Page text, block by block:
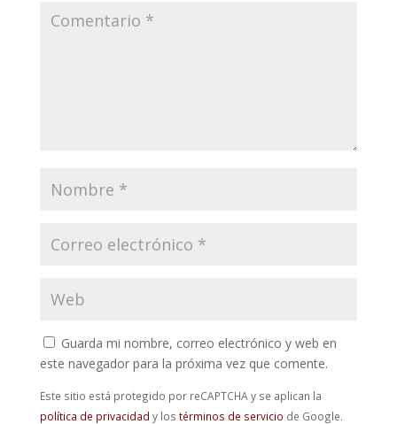
Guarda mi nombre, correo electrónico y web en
este navegador para la próxima vez que comente.
Este sitio está protegido por reCAPTCHA y se aplican la
política de privacidad y los términos de servicio de Google.